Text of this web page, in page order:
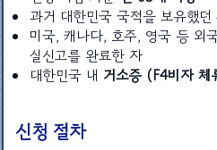
과거 대한민국 국적을 보유했던
미국, 캐나다, 호주, 영국 등 외
실신고를 완료한 자
대한민국 내 거소증 (F4비자 체
신청 절차